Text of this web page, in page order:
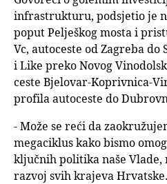
infrastrukturu, podsjetio je
poput Pelješkog mosta i
Vc, autoceste od Zagreba do
i Like preko Novog
ceste Bjelovar-Koprivnica-
profila autoceste do
- Može se reći da
megaciklus kako bismo
ključnih politika naše
razvoj svih krajeva Hrvatske.